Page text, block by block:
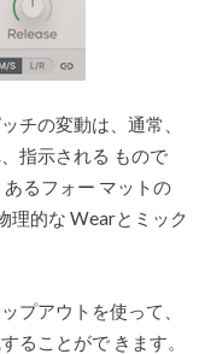
チの変動は、通常、
指示される もので
るフォー マットの
理的な Wearとミック
プアウトを使って、
ることがで きます。